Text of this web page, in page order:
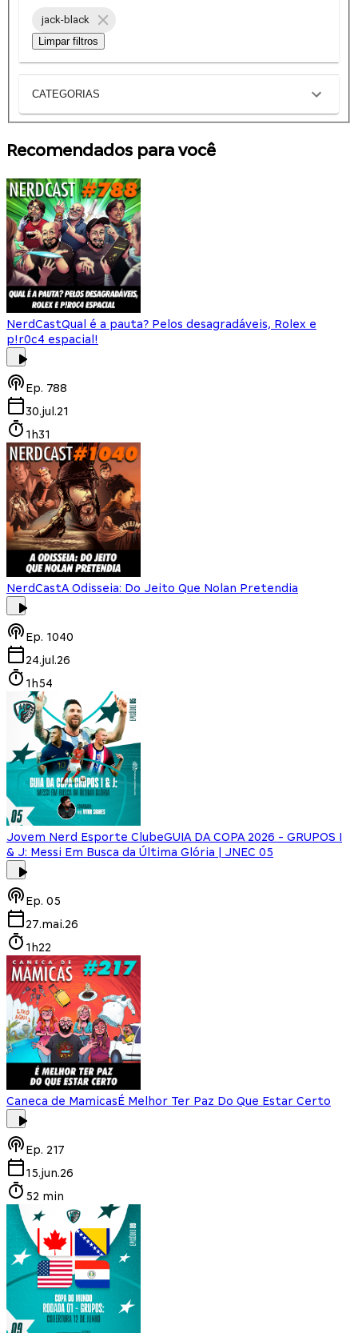
jack-black
Limpar filtros
CATEGORIAS
Recomendados para você
NerdCastQual é a pauta? Pelos desagradáveis, Rolex e
p!r0c4 espacial!
Ep. 788
30.jul.21
1h31
NerdCastA Odisseia: Do Jeito Que Nolan Pretendia
Ep. 1040
24.jul.26
1h54
Jovem Nerd Esporte ClubeGUIA DA COPA 2026 - GRUPOS I
& J: Messi Em Busca da Última Glória | JNEC 05
Ep. 05
27.mai.26
1h22
Caneca de MamicasÉ Melhor Ter Paz Do Que Estar Certo
Ep. 217
15.jun.26
52 min